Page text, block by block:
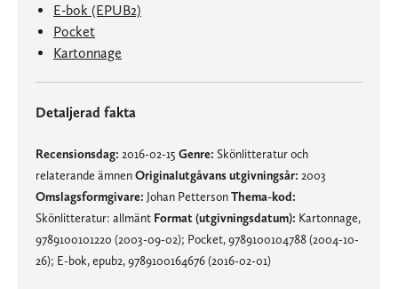
E-bok (EPUB2)
Pocket
Kartonnage
Detaljerad fakta
Recensionsdag: 2016-02-15 Genre: Skönlitteratur och
relaterande ämnenOriginalutgåvans utgivningsår: 2003
Omslagsformgivare: Johan PettersonThema-kod:
Skönlitteratur: allmänt Format (utgivningsdatum): Kartonnage,
9789100101220 (2003-09-02); Pocket, 9789100104788 (2004-10-
26); E-bok, epub2, 9789100164676 (2016-02-01)